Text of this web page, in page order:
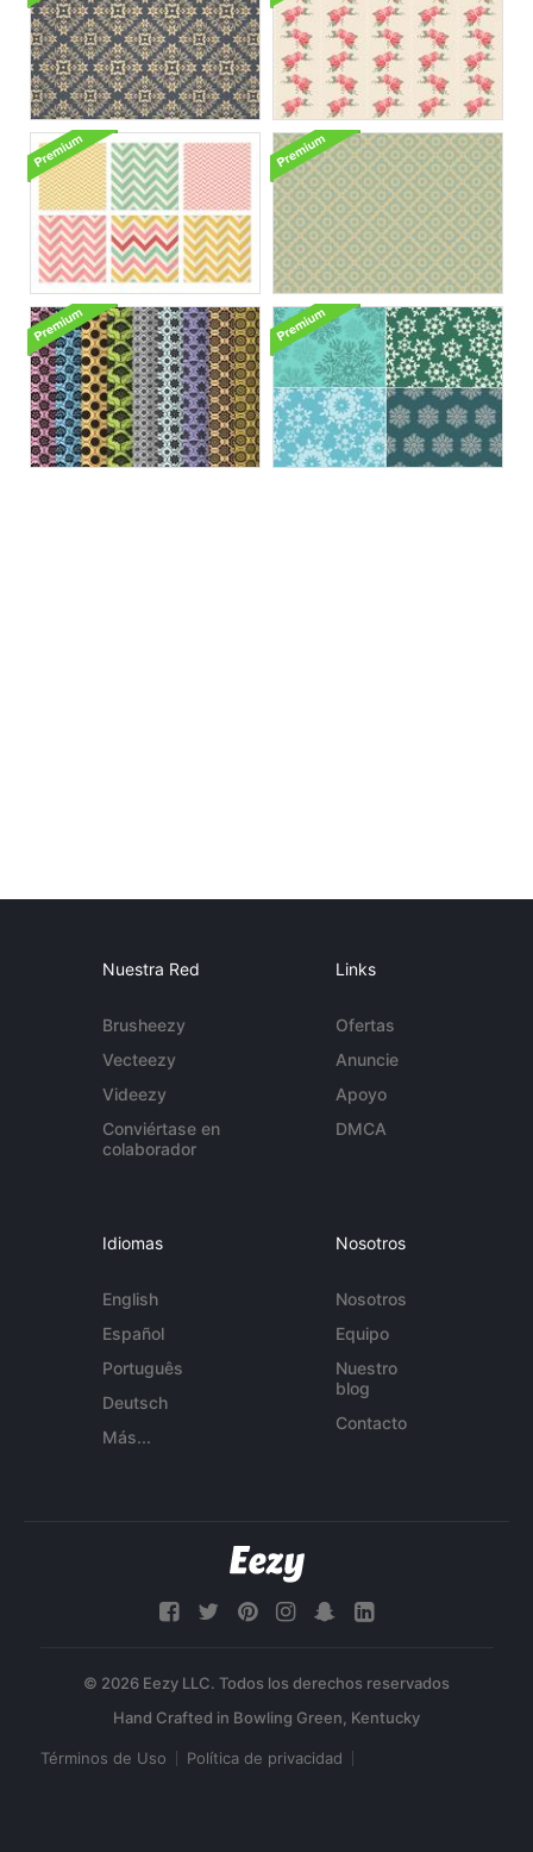
Nuestra Red
Brusheezy
Vecteezy
Videezy
Conviértase en
colaborador
Links
Ofertas
Anuncie
Apoyo
DMCA
Idiomas
English
Español
Português
Deutsch
Más...
Nosotros
Nosotros
Equipo
Nuestro
blog
Contacto
© 2026 Eezy LLC. Todos los derechos reservados
Términos de Uso Política de privacidad